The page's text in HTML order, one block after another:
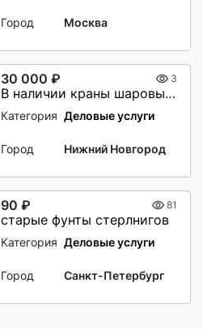
Город Москва
30 000 ₽ 3
В наличии краны шаровые,сталь 20
Категория Деловые услуги
Город Нижний Новгород
90 ₽ 81
старые фунты стерлнигов
Категория Деловые услуги
Город Санкт-Петербург